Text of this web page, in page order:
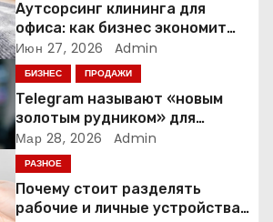
Аутсорсинг клининга для
офиса: как бизнес экономит
время и деньги на уборке
Июн 27, 2026 Admin
БИЗНЕС ПРОДАЖИ
Telegram называют «новым
золотым рудником» для
креаторов: как блогеры
создают онлайн-бизнес
Мар 28, 2026 Admin
РАЗНОЕ
Почему стоит разделять
рабочие и личные устройства